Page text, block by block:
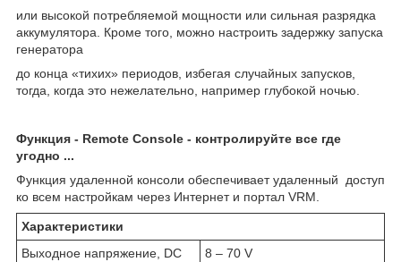
или высокой потребляемой мощности или сильная разрядка
аккумулятора. Кроме того, можно настроить задержку запуска
генератора
до конца «тихих» периодов, избегая случайных запусков,
тогда, когда это нежелательно, например глубокой ночью.
Функция - Remote Console - контролируйте все где
угодно ...
Функция удаленной консоли обеспечивает удаленный доступ
ко всем настройкам через Интернет и портал VRM.
Характеристики
Выходное напряжение, DC
8 – 70 V